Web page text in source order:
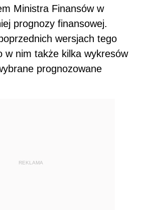
Ministra Finansów w
prognozy finansowej.
wersjach tego
w nim także kilka wykresów
prognozowane
REKLAMA